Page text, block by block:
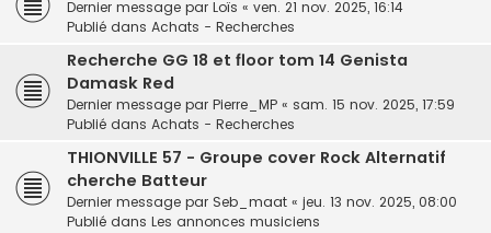
Dernier message par Loïs « ven. 21 nov. 2025, 16:14
Publié dans Achats - Recherches
Recherche GG 18 et floor tom 14 Genista
Damask Red
Dernier message par Pierre_MP « sam. 15 nov. 2025, 17:59
Publié dans Achats - Recherches
THIONVILLE 57 - Groupe cover Rock Alternatif
cherche Batteur
Dernier message par Seb_maat « jeu. 13 nov. 2025, 08:00
Publié dans Les annonces musiciens